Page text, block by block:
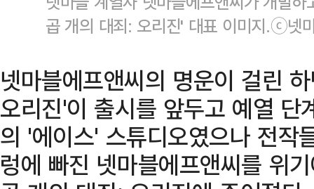
곱 개의 대죄: 오리진' 대표 이미지.ⓒ넷
넷마블에프앤씨의 명운이 걸린
오리진'이 출시를 앞두고 예열 단
의 '에이스' 스튜디오였으나 전작
렁에 빠진 넷마블에프앤씨를 위